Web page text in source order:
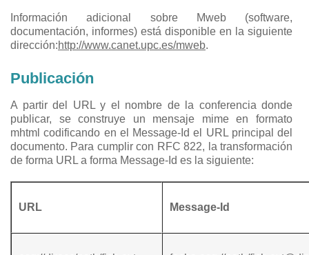
Información adicional sobre Mweb (software,
documentación, informes) está disponible en la siguiente
dirección:http://www.canet.upc.es/mweb.
Publicación
A partir del URL y el nombre de la conferencia donde
publicar, se construye un mensaje mime en formato
mhtml codificando en el Message-Id el URL principal del
documento. Para cumplir con RFC 822, la transformación
de forma URL a forma Message-Id es la siguiente:
URL Message-Id